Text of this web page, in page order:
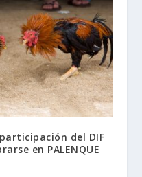
del DIF
en PALENQUE